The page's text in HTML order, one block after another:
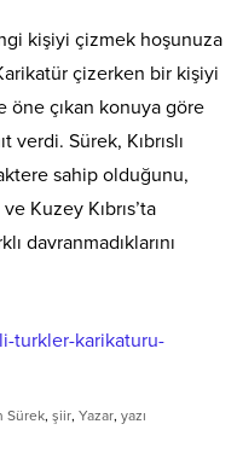
kişiyi çizmek hoşunuza
çizerken bir kişiyi
öne çıkan konuya göre
Sürek, Kıbrıslı
sahip olduğunu,
Kuzey Kıbrıs’ta
davranmadıklarını
turkler-karikaturu-
Sürek, şiir, Yazar, yazı